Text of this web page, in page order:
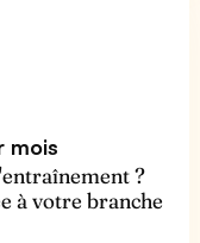
mois
?
à votre branche